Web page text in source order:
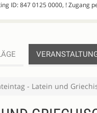
ID: 847 0125 0000, ! Zugang
- Latein und